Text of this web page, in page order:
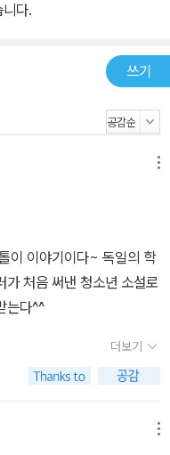
좀처럼 마음을
가지기 시작한다. 쥐죽의
를 태운다. 그러다 쥐죽이
정이, 누군가에게는 지옥보
깨닫는다. 쥐죽의 몸에 조
다른 이유로 외톨이가 된 조
관계를 맺어 가게 된 것이
지 못할뿐더러 학교에서의
으로 작용하지만, 쥐죽에
질려 있는 어머니가 존재
다.
쓰기
이 이야기이다~ 독일의 학
가 처음 써낸 청소년 소설로
는다^^
더보기